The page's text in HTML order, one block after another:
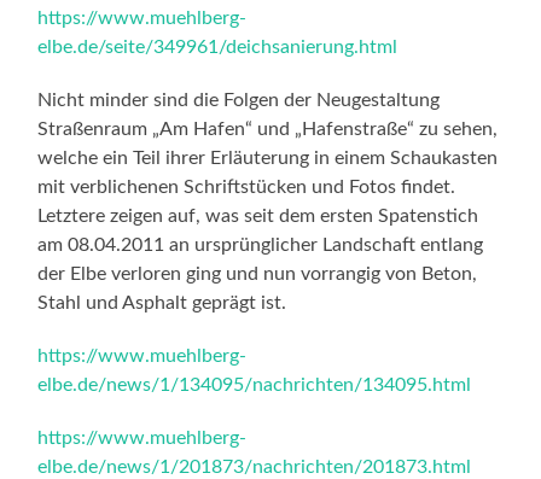
https://www.muehlberg-
elbe.de/seite/349961/deichsanierung.html
Nicht minder sind die Folgen der Neugestaltung
Straßenraum „Am Hafen“ und „Hafenstraße“ zu sehen,
welche ein Teil ihrer Erläuterung in einem Schaukasten
mit verblichenen Schriftstücken und Fotos findet.
Letztere zeigen auf, was seit dem ersten Spatenstich
am 08.04.2011 an ursprünglicher Landschaft entlang
der Elbe verloren ging und nun vorrangig von Beton,
Stahl und Asphalt geprägt ist.
https://www.muehlberg-
elbe.de/news/1/134095/nachrichten/134095.html
https://www.muehlberg-
elbe.de/news/1/201873/nachrichten/201873.html